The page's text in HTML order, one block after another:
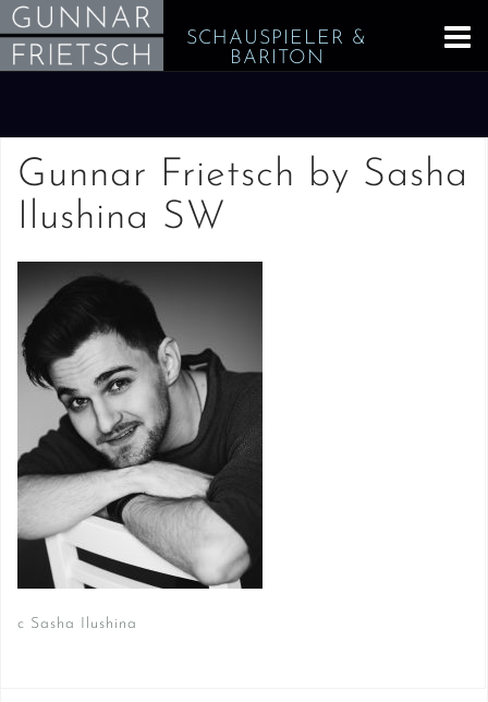
Skip
to
content
SCHAUSPIELER &
BARITON
Gunnar Frietsch by Sasha
Ilushina SW
c Sasha Ilushina